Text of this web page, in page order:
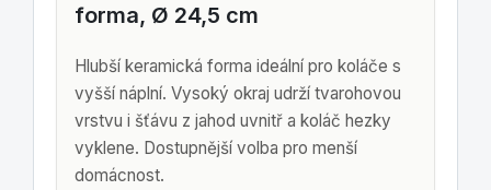
forma, Ø 24,5 cm
Hlubší keramická forma ideální pro koláče s
vyšší náplní. Vysoký okraj udrží tvarohovou
vrstvu i šťávu z jahod uvnitř a koláč hezky
vyklene. Dostupnější volba pro menší
domácnost.